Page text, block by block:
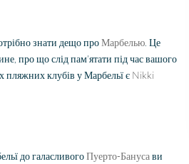
знати дещо проМарбелью . Це
про що слід пам’ятати під час вашого
клубів у Марбельї є Nikki
до галасливогоПуерто-Банусави
met
service als de
communicatie zeer
tevreden. Ik ben
door Stijn en Niels en zij
N de Vries
3
December